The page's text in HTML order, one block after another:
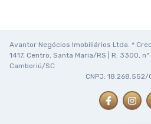
Avantor Negócios Imobiliários Ltda. *
1417, Centro, Santa Maria/RS | R. 3300,
Camboriú/SC
CNPJ: